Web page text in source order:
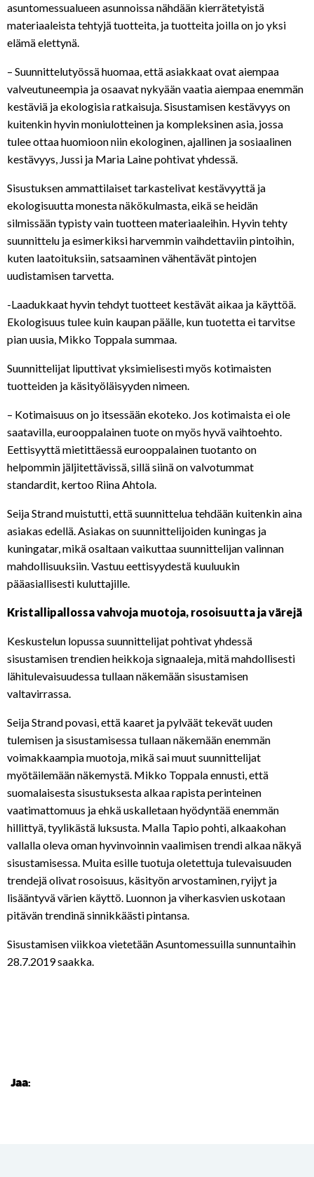
asuntomessualueen asunnoissa nähdään kierrätetyistä
materiaaleista tehtyjä tuotteita, ja tuotteita joilla on jo yksi
elämä elettynä.
– Suunnittelutyössä huomaa, että asiakkaat ovat aiempaa
valveutuneempia ja osaavat nykyään vaatia aiempaa enemmän
kestäviä ja ekologisia ratkaisuja. Sisustamisen kestävyys on
kuitenkin hyvin moniulotteinen ja kompleksinen asia, jossa
tulee ottaa huomioon niin ekologinen, ajallinen ja sosiaalinen
kestävyys, Jussi ja Maria Laine pohtivat yhdessä.
Sisustuksen ammattilaiset tarkastelivat kestävyyttä ja
ekologisuutta monesta näkökulmasta, eikä se heidän
silmissään typisty vain tuotteen materiaaleihin. Hyvin tehty
suunnittelu ja esimerkiksi harvemmin vaihdettaviin pintoihin,
kuten laatoituksiin, satsaaminen vähentävät pintojen
uudistamisen tarvetta.
-Laadukkaat hyvin tehdyt tuotteet kestävät aikaa ja käyttöä.
Ekologisuus tulee kuin kaupan päälle, kun tuotetta ei tarvitse
pian uusia, Mikko Toppala summaa.
Suunnittelijat liputtivat yksimielisesti myös kotimaisten
tuotteiden ja käsityöläisyyden nimeen.
– Kotimaisuus on jo itsessään ekoteko. Jos kotimaista ei ole
saatavilla, eurooppalainen tuote on myös hyvä vaihtoehto.
Eettisyyttä mietittäessä eurooppalainen tuotanto on
helpommin jäljitettävissä, sillä siinä on valvotummat
standardit, kertoo Riina Ahtola.
Seija Strand muistutti, että suunnittelua tehdään kuitenkin aina
asiakas edellä. Asiakas on suunnittelijoiden kuningas ja
kuningatar, mikä osaltaan vaikuttaa suunnittelijan valinnan
mahdollisuuksiin. Vastuu eettisyydestä kuuluukin
pääasiallisesti kuluttajille.
Kristallipallossa vahvoja muotoja, rosoisuutta ja värejä
Keskustelun lopussa suunnittelijat pohtivat yhdessä
sisustamisen trendien heikkoja signaaleja, mitä mahdollisesti
lähitulevaisuudessa tullaan näkemään sisustamisen
valtavirrassa.
Seija Strand povasi, että kaaret ja pylväät tekevät uuden
tulemisen ja sisustamisessa tullaan näkemään enemmän
voimakkaampia muotoja, mikä sai muut suunnittelijat
myötäilemään näkemystä. Mikko Toppala ennusti, että
suomalaisesta sisustuksesta alkaa rapista perinteinen
vaatimattomuus ja ehkä uskalletaan hyödyntää enemmän
hillittyä, tyylikästä luksusta. Malla Tapio pohti, alkaakohan
vallalla oleva oman hyvinvoinnin vaalimisen trendi alkaa näkyä
sisustamisessa. Muita esille tuotuja oletettuja tulevaisuuden
trendejä olivat rosoisuus, käsityön arvostaminen, ryijyt ja
lisääntyvä värien käyttö. Luonnon ja viherkasvien uskotaan
pitävän trendinä sinnikkäästi pintansa.
Sisustamisen viikkoa vietetään Asuntomessuilla sunnuntaihin
28.7.2019 saakka.
Jaa: